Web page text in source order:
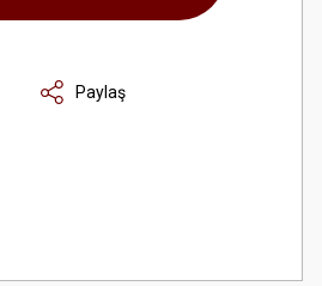
Paylaş